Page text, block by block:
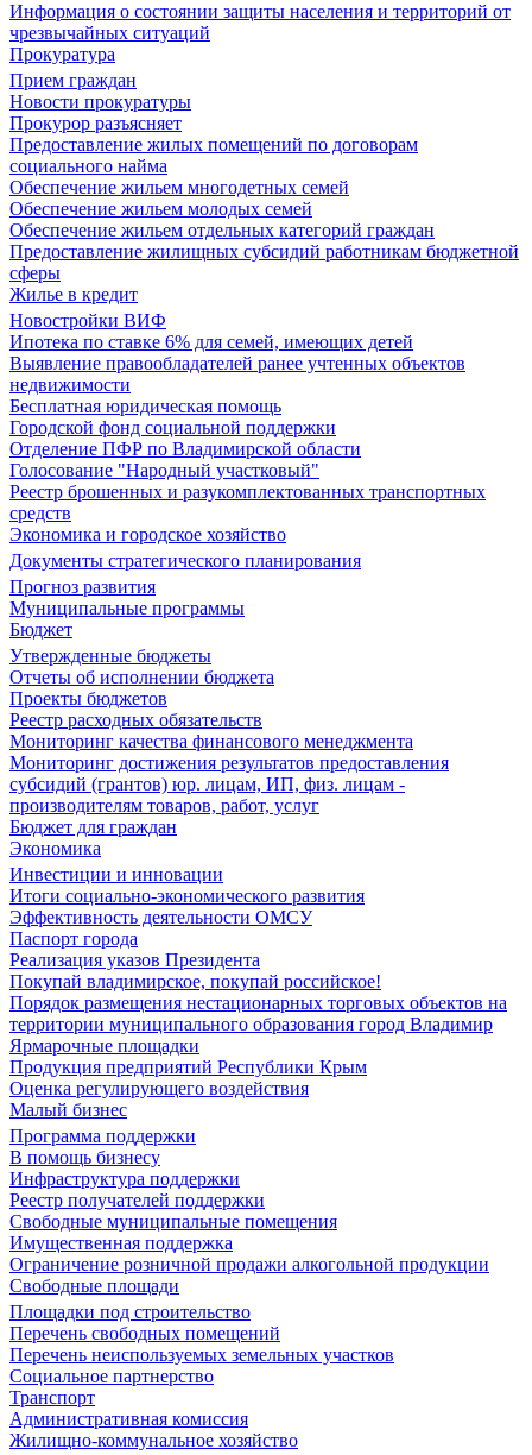
Информация о состоянии защиты населения и территорий от
чрезвычайных ситуаций
Прокуратура
Прием граждан
Новости прокуратуры
Прокурор разъясняет
Предоставление жилых помещений по договорам
социального найма
Обеспечение жильем многодетных семей
Обеспечение жильем молодых семей
Обеспечение жильем отдельных категорий граждан
Предоставление жилищных субсидий работникам бюджетной
сферы
Жилье в кредит
Новостройки ВИФ
Ипотека по ставке 6% для семей, имеющих детей
Выявление правообладателей ранее учтенных объектов
недвижимости
Бесплатная юридическая помощь
Городской фонд социальной поддержки
Отделение ПФР по Владимирской области
Голосование "Народный участковый"
Реестр брошенных и разукомплектованных транспортных
средств
Экономика и городское хозяйство
Документы стратегического планирования
Прогноз развития
Муниципальные программы
Бюджет
Утвержденные бюджеты
Отчеты об исполнении бюджета
Проекты бюджетов
Реестр расходных обязательств
Мониторинг качества финансового менеджмента
Мониторинг достижения результатов предоставления
субсидий (грантов) юр. лицам, ИП, физ. лицам -
производителям товаров, работ, услуг
Бюджет для граждан
Экономика
Инвестиции и инновации
Итоги социально-экономического развития
Эффективность деятельности ОМСУ
Паспорт города
Реализация указов Президента
Покупай владимирское, покупай российское!
Порядок размещения нестационарных торговых объектов на
территории муниципального образования город Владимир
Ярмарочные площадки
Продукция предприятий Республики Крым
Оценка регулирующего воздействия
Малый бизнес
Программа поддержки
В помощь бизнесу
Инфраструктура поддержки
Реестр получателей поддержки
Свободные муниципальные помещения
Имущественная поддержка
Ограничение розничной продажи алкогольной продукции
Свободные площади
Площадки под строительство
Перечень свободных помещений
Перечень неиспользуемых земельных участков
Социальное партнерство
Транспорт
Административная комиссия
Жилищно-коммунальное хозяйство